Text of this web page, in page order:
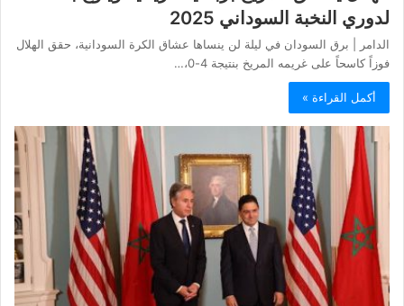
لدوري النخبة السوداني 2025
الدامر | برق السودان في ليلة لن ينساها عشاق الكرة السودانية، حقق الهلال
فوزاً كاسحاً على غريمه المريخ بنتيجة 4-0،…
أكمل القراءة »